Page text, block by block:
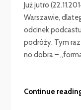
Już jutro
Warszawie,
odcinek
podróży. Tym
no dobra –
Continue